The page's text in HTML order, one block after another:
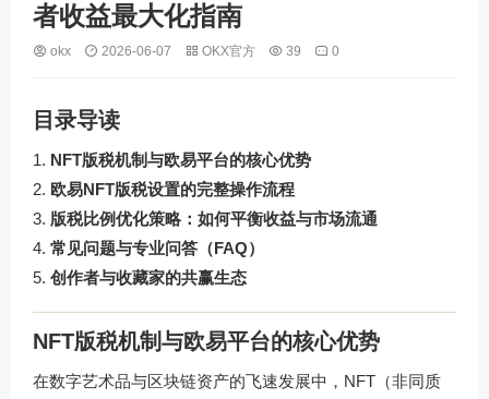
者收益最大化指南
okx 2026-06-07 OKX官方 39 0
目录导读
NFT版税机制与欧易平台的核心优势
欧易NFT版税设置的完整操作流程
版税比例优化策略：如何平衡收益与市场流通
常见问题与专业问答（FAQ）
创作者与收藏家的共赢生态
NFT版税机制与欧易平台的核心优势
在数字艺术品与区块链资产的飞速发展中，NFT（非同质